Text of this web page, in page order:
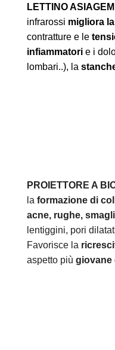
LETTINO
infrarossi migliora
contratture e le
infiammatori e i
lombari..), la
PROIETTORE A
la formazione di
acne, rughe,
lentiggini, pori
Favorisce la
aspetto più giovane